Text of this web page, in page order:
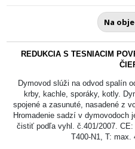
Na
REDUKCIA S TESNIACIM
Dymovod slúži na odvod spalín
krby, kachle, sporáky, kotly.
spojené a zasunuté, nasadené z
Hromadenie sadzí v dymovodoch
čistiť podľa vyhl. č.401/2007. CE:
T400-N1, T: max.